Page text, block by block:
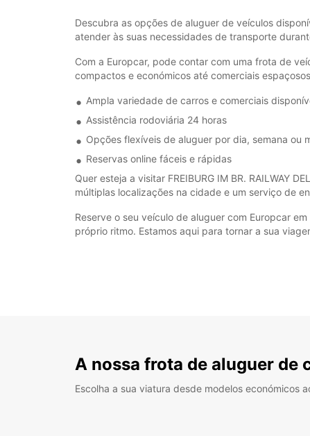
Descubra as opções de aluguer de veículos
atender às suas necessidades de transporte
Com a Europcar, pode contar com uma frota de
compactos e económicos até comerciais
Ampla variedade de carros e comerciais
Assistência rodoviária 24 horas
Opções flexíveis de aluguer por dia, semana ou
Reservas online fáceis e rápidas
Quer esteja a visitar FREIBURG IM BR. RAILWAY
múltiplas localizações na cidade e um serviço de
Reserve o seu veículo de aluguer com Europcar
próprio ritmo. Estamos aqui para tornar a sua
A nossa frota de aluguer de
Escolha a sua viatura desde modelos económicos